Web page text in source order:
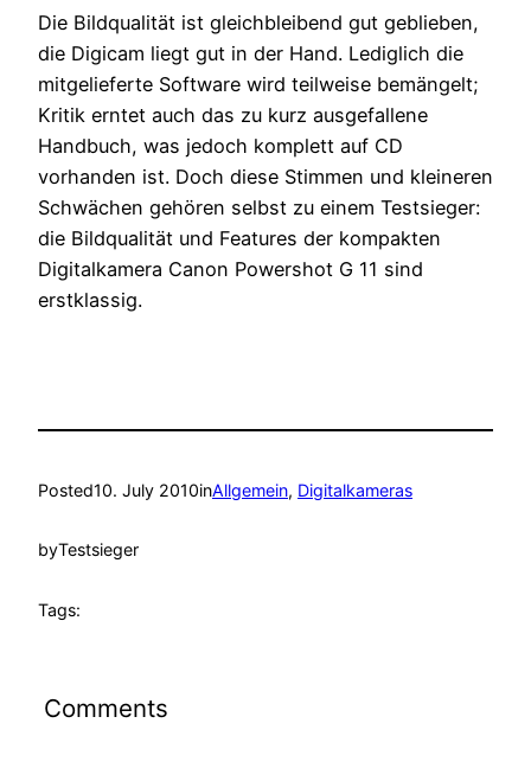
Die Bildqualität ist gleichbleibend gut geblieben,
die Digicam liegt gut in der Hand. Lediglich die
mitgelieferte Software wird teilweise bemängelt;
Kritik erntet auch das zu kurz ausgefallene
Handbuch, was jedoch komplett auf CD
vorhanden ist. Doch diese Stimmen und kleineren
Schwächen gehören selbst zu einem Testsieger:
die Bildqualität und Features der kompakten
Digitalkamera Canon Powershot G 11 sind
erstklassig.
Posted10. July 2010inAllgemein, Digitalkameras
byTestsieger
Tags:
Comments